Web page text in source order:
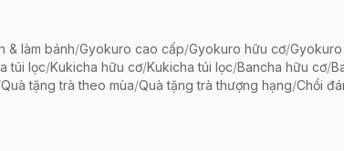
& làm bánh/Gyokuro cao cấp/Gyokuro hữu cơ/Gyokuro
túi lọc/Kukicha hữu cơ/Kukicha túi lọc/Bancha hữu cơ/
Quà tặng trà theo mùa/Quà tặng trà thượng hạng/Chổi